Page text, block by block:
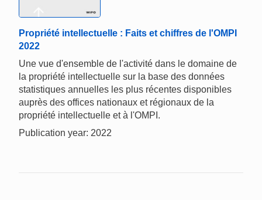
Propriété intellectuelle : Faits et chiffres de l'OMPI
2022
Une vue d'ensemble de l'activité dans le domaine de
la propriété intellectuelle sur la base des données
statistiques annuelles les plus récentes disponibles
auprès des offices nationaux et régionaux de la
propriété intellectuelle et à l'OMPI.
Publication year: 2022